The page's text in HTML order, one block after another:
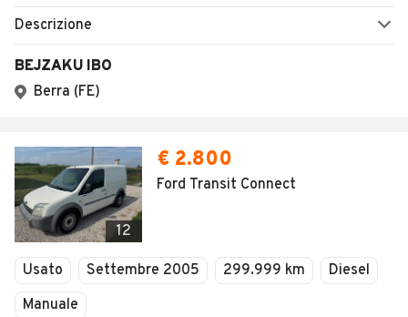
Descrizione
BEJZAKU IBO
Berra (FE)
12
€ 2.800
Ford Transit Connect
Usato Settembre 2005 299.999 km
Diesel
Manuale